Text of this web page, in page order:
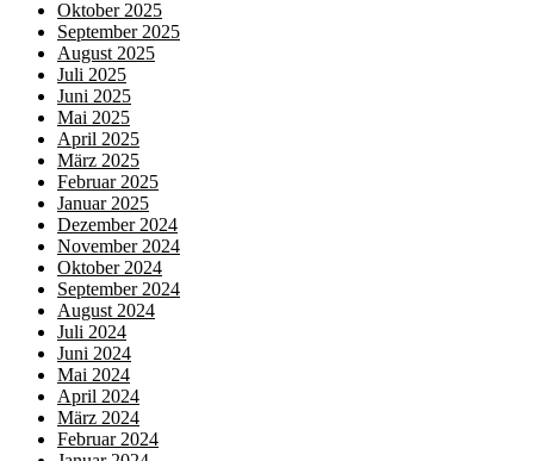
Oktober 2025
September 2025
August 2025
Juli 2025
Juni 2025
Mai 2025
April 2025
März 2025
Februar 2025
Januar 2025
Dezember 2024
November 2024
Oktober 2024
September 2024
August 2024
Juli 2024
Juni 2024
Mai 2024
April 2024
März 2024
Februar 2024